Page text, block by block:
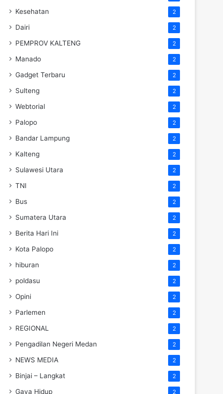
Kesehatan 2
Dairi 2
PEMPROV KALTENG 2
Manado 2
Gadget Terbaru 2
Sulteng 2
Webtorial 2
Palopo 2
Bandar Lampung 2
Kalteng 2
Sulawesi Utara 2
TNI 2
Bus 2
Sumatera Utara 2
Berita Hari Ini 2
Kota Palopo 2
hiburan 2
poldasu 2
Opini 2
Parlemen 2
REGIONAL 2
Pengadilan Negeri Medan 2
NEWS MEDIA 2
Binjai – Langkat 2
Gaya Hidup 2